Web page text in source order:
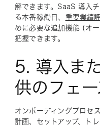
解できます。SaaS 導入
る本番稼働日、 重要業績
めに必要な追加機能 (オ
把握できます。
5. 導入ま
供のフェ
オンボーディングプロセ
計画、セットアップ、ト